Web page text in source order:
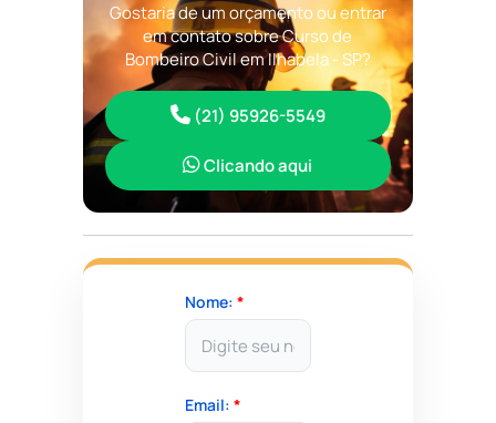
Gostaria de um orçamento ou entrar
em contato sobre Curso de
Bombeiro Civil em Ilhabela - SP?
(21) 95926-5549
Clicando aqui
Nome: *
Email: *